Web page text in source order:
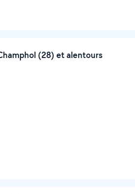
(28) et alentours